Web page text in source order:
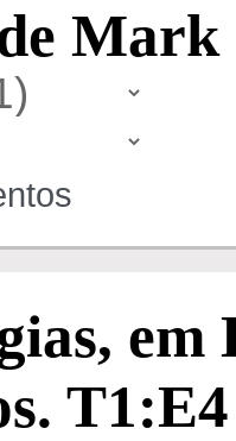
em